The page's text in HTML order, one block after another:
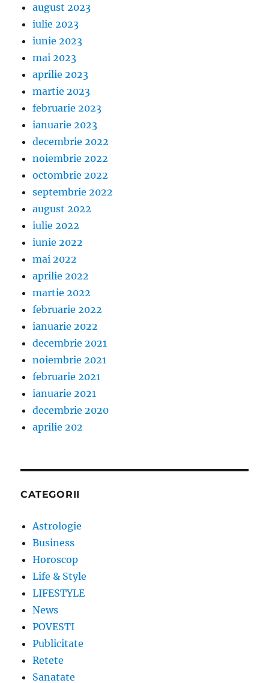
august 2023
iulie 2023
iunie 2023
mai 2023
aprilie 2023
martie 2023
februarie 2023
ianuarie 2023
decembrie 2022
noiembrie 2022
octombrie 2022
septembrie 2022
august 2022
iulie 2022
iunie 2022
mai 2022
aprilie 2022
martie 2022
februarie 2022
ianuarie 2022
decembrie 2021
noiembrie 2021
februarie 2021
ianuarie 2021
decembrie 2020
aprilie 202
CATEGORII
Astrologie
Business
Horoscop
Life & Style
LIFESTYLE
News
POVESTI
Publicitate
Retete
Sanatate